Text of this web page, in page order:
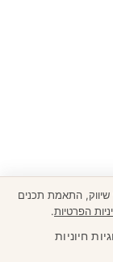
שיווק, התאמת תכנים
הפרטיות.
חיוניות